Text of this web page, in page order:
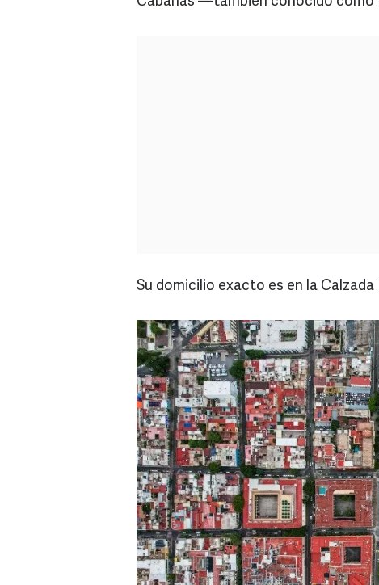
Su domicilio exacto es en la